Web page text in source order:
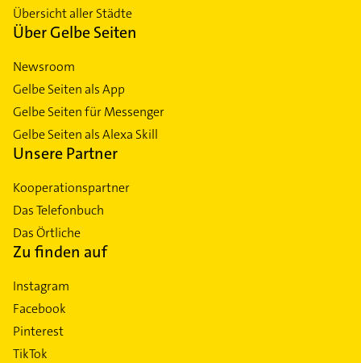
Übersicht aller Städte
Über Gelbe Seiten
Newsroom
Gelbe Seiten als App
Gelbe Seiten für Messenger
Gelbe Seiten als Alexa Skill
Unsere Partner
Kooperationspartner
Das Telefonbuch
Das Örtliche
Zu finden auf
Instagram
Facebook
Pinterest
TikTok